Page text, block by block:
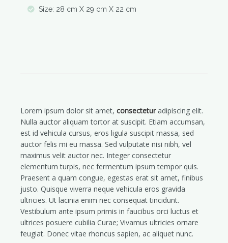
Size: 28 cm X 29 cm X 22 cm
Lorem ipsum dolor sit amet, consecteturadipiscing elit.
Nulla auctor aliquam tortor at suscipit. Etiam accumsan,
est id vehicula cursus, eros ligula suscipit massa, sed
auctor felis mi eu massa. Sed vulputate nisi nibh, vel
maximus velit auctor nec. Integer consectetur
elementum turpis, nec fermentum ipsum tempor quis.
Praesent a quam congue, egestas erat sit amet, finibus
justo. Quisque viverra neque vehicula eros gravida
ultricies. Ut lacinia enim nec consequat tincidunt.
Vestibulum ante ipsum primis in faucibus orci luctus et
ultrices posuere cubilia Curae; Vivamus ultricies ornare
feugiat. Donec vitae rhoncus sapien, ac aliquet nunc.